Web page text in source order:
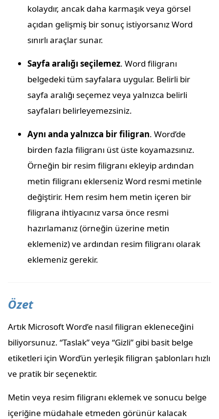
kolaydır, ancak daha karmaşık veya görsel
açıdan gelişmiş bir sonuç istiyorsanız Word
sınırlı araçlar sunar.
Sayfa aralığı seçilemez. Word filigranı
belgedeki tüm sayfalara uygular. Belirli bir
sayfa aralığı seçemez veya yalnızca belirli
sayfaları belirleyemezsiniz.
Aynı anda yalnızca bir filigran. Word’de
birden fazla filigranı üst üste koyamazsınız.
Örneğin bir resim filigranı ekleyip ardından
metin filigranı eklerseniz Word resmi metinle
değiştirir. Hem resim hem metin içeren bir
filigrana ihtiyacınız varsa önce resmi
hazırlamanız (örneğin üzerine metin
eklemeniz) ve ardından resim filigranı olarak
eklemeniz gerekir.
Özet
Artık Microsoft Word’e nasıl filigran ekleneceğini
biliyorsunuz. “Taslak” veya “Gizli” gibi basit belge
etiketleri için Word’ün yerleşik filigran şablonları hızlı
ve pratik bir seçenektir.
Metin veya resim filigranı eklemek ve sonucu belge
içeriğine müdahale etmeden görünür kalacak